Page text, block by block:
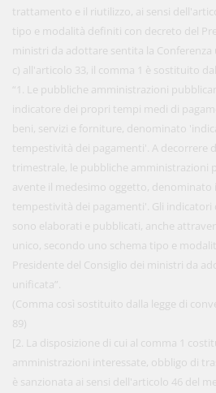
trattamento e il riutilizzo, ai sensi
tipo e modalità definiti con decreto del
ministri da adottare sentita la Conferenza
c) all'articolo 33, il comma 1 è sostituito
“1. Le pubbliche amministrazioni
indicatore dei propri tempi medi di
beni, servizi e forniture, denominato
tempestività dei pagamenti'. A decorrere
trimestrale, le pubbliche amministrazioni
avente il medesimo oggetto,
tempestività dei pagamenti'. Gli indicatori
sono elaborati e pubblicati, anche
unico, secondo uno schema tipo e
Presidente del Consiglio dei ministri da
unificata”.
(Comma così sostituito dalla legge di
89)
[2. La disposizione di cui al comma 1
amministrazioni interessate, obbligo di
è sanzionata ai sensi dell'articolo 46 del